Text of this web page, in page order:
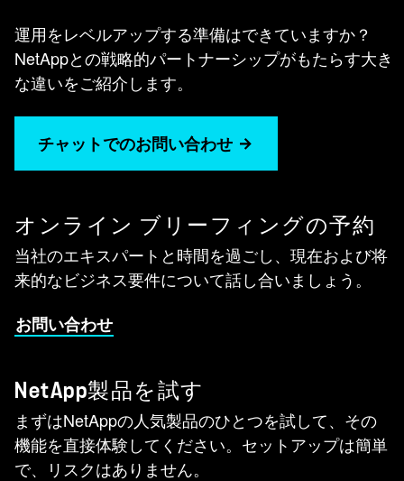
運用をレベルアップする準備はできていますか？
NetAppとの戦略的パートナーシップがもたらす大き
な違いをご紹介します。
チャットでのお問い合わせ
オンライン ブリーフィングの予約
当社のエキスパートと時間を過ごし、現在および将
来的なビジネス要件について話し合いましょう。
お問い合わせ
NetApp製品を試す
まずはNetAppの人気製品のひとつを試して、その
機能を直接体験してください。セットアップは簡単
で、リスクはありません。